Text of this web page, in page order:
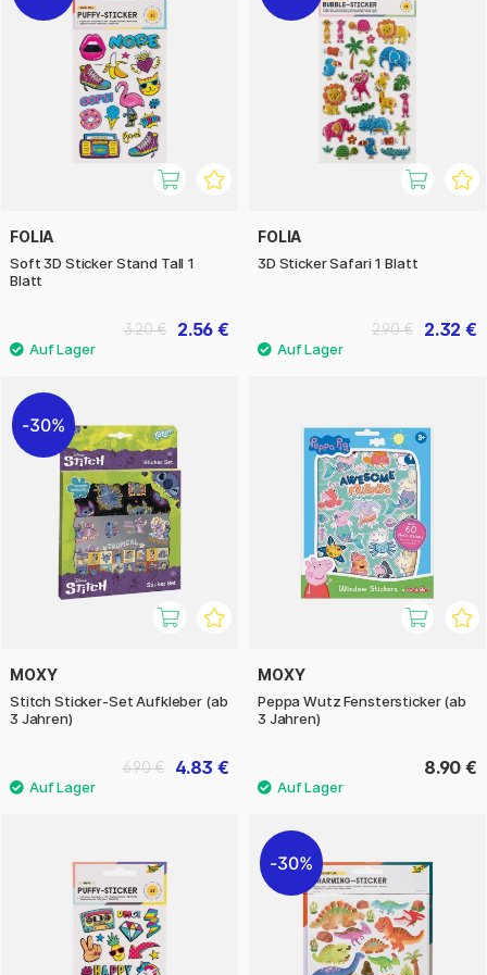
FOLIA
Soft 3D Sticker Stand Tall 1
Blatt
2.56 €
3.20 €
FOLIA
3D Sticker Safari 1 Blatt
2.32 €
2.90 €
30%
MOXY
Stitch Sticker-Set Aufkleber (ab
3 Jahren)
4.83 €
6.90 €
MOXY
Peppa Wutz Fenstersticker (ab
3 Jahren)
8.90 €
30%